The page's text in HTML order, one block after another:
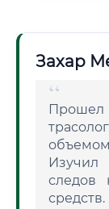
Захар
следов